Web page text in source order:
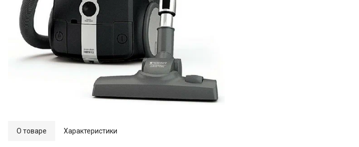
О товаре Характеристики